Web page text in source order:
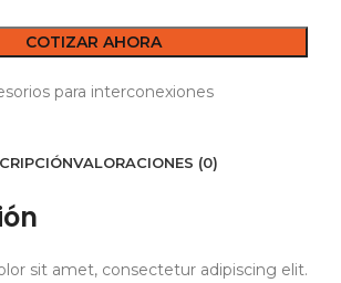
COTIZAR AHORA
para interconexiones
VALORACIONES (0)
sit amet, consectetur adipiscing elit.